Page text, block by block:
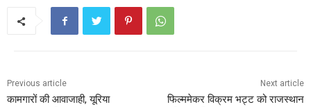
Previous article
कामगारों की आवाजाही, यूरिया
Next article
फिल्ममेकर विक्रम भट्ट को राजस्थान